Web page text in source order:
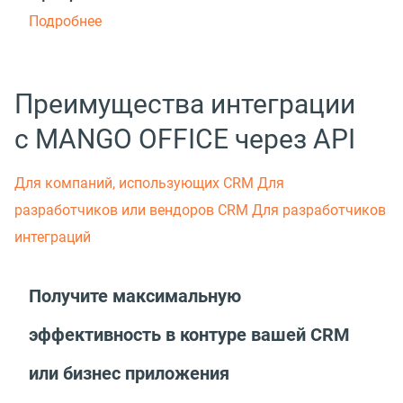
Подробнее
Преимущества интеграции
с MANGO OFFICE через API
Для компаний, использующих CRM Для
разработчиков или вендоров СRM Для разработчиков
интеграций
Получите максимальную
эффективность в контуре вашей CRM
или бизнес приложения